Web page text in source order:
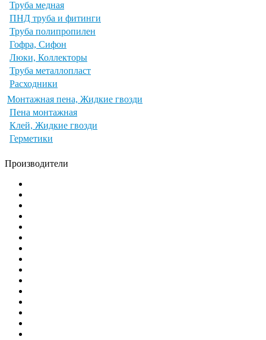
Труба медная
ПНД труба и фитинги
Труба полипропилен
Гофра, Сифон
Люки, Коллекторы
Труба металлопласт
Расходники
Монтажная пена, Жидкие гвозди
Пена монтажная
Клей, Жидкие гвозди
Герметики
Производители